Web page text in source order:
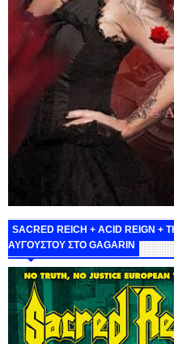
SACRED REICH + ACID REIGN +
ΑΥΓΟΥΣΤΟΥ ΣΤΟ GAGARIN